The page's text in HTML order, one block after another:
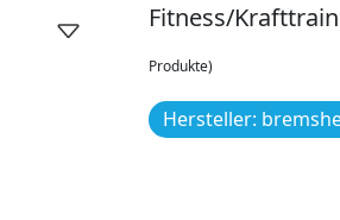
Fitness/
Produkte)
Hersteller: